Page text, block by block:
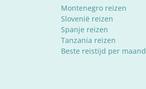
Montenegro reizen
Slovenië reizen
Spanje reizen
Tanzania reizen
Beste reistijd per maand